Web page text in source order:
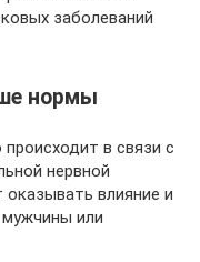
заболеваний
нормы
в связи с
нервной
влияние и
или